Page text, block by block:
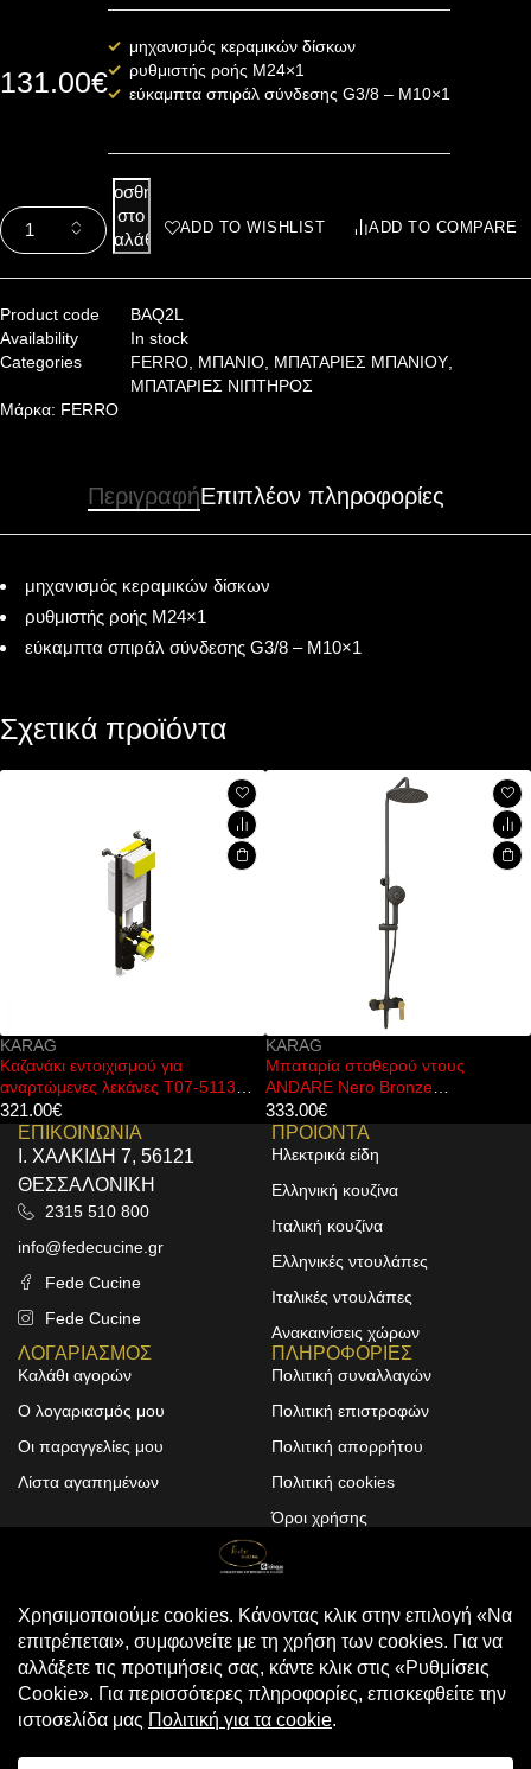
131.00€
μηχανισμός κεραμικών δίσκων
ρυθμιστής ροής M24×1
εύκαμπτα σπιράλ σύνδεσης G3/8 – M10×1
Προσθήκη
στο
καλάθι
ADD TO WISHLIST ADD TO COMPARE
Product code
BAQ2L
Availability
In stock
Categories
FERRO, ΜΠΑΝΙΟ, ΜΠΑΤΑΡΙΕΣ ΜΠΑΝΙΟΥ,
ΜΠΑΤΑΡΙΕΣ ΝΙΠΤΗΡΟΣ
Μάρκα: FERRO
ΠεριγραφήΕπιπλέον πληροφορίες
μηχανισμός κεραμικών δίσκων
ρυθμιστής ροής M24×1
εύκαμπτα σπιράλ σύνδεσης G3/8 – M10×1
Σχετικά προϊόντα
5113
Μπαταρία σταθερού ντους
ANDARE Nero Bronze
WNW33R98PA-B KARAG
Κεφαλή ντους RONDO
FERRO Ø20cm
ΕΠΙΚΟΙΝΩΝΙΑ
Ι. ΧΑΛΚΙΔΗ 7, 56121
ΘΕΣΣΑΛΟΝΙΚΗ
2315 510 800
info@fedecucine.gr
Fede Cucine
Fede Cucine
ΠΡΟΙΟΝΤΑ
Ηλεκτρικά είδη
Ελληνική κουζίνα
Ιταλική κουζίνα
Ελληνικές ντουλάπες
Ιταλικές ντουλάπες
Ανακαινίσεις χώρων
ΛΟΓΑΡΙΑΣΜΟΣ
Καλάθι αγορών
Ο λογαριασμός μου
Οι παραγγελίες μου
Λίστα αγαπημένων
ΠΛΗΡΟΦΟΡΙΕΣ
Πολιτική συναλλαγών
Πολιτική επιστροφών
Πολιτική απορρήτου
Πολιτική cookies
Όροι χρήσης
© 2025 FEDE CUCINE
. All Rights
Reserved
Design & Development by
ALPHA DESIGNERS
Compare (0)